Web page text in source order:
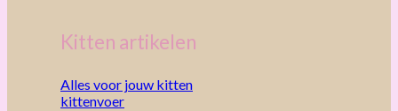
Kitten artikelen
Alles voor jouw kitten
kittenvoer